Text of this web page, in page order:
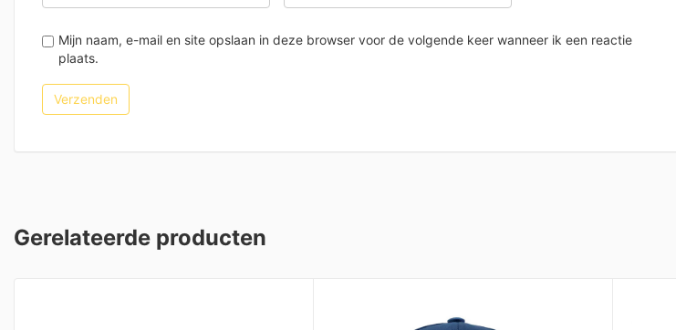
Mijn naam, e-mail en site opslaan in deze browser voor de volgende keer wanneer ik een reactie
plaats.
Gerelateerde producten